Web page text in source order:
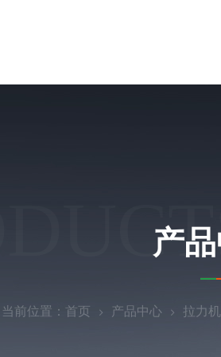
产
当前位置： 首页 产品中心 拉力机